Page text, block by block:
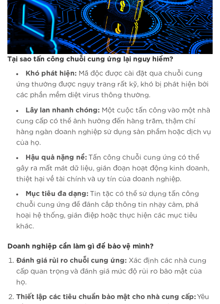
Tại sao tấn công chuỗi cung ứng lại nguy hiểm?
Khó phát hiện: Mã độc được cài đặt qua chuỗi cung
ứng thường được ngụy trang rất kỹ, khó bị phát hiện bởi
các phần mềm diệt virus thông thường.
Lây lan nhanh chóng: Một cuộc tấn công vào một nhà
cung cấp có thể ảnh hưởng đến hàng trăm, thậm chí
hàng ngàn doanh nghiệp sử dụng sản phẩm hoặc dịch vụ
của họ.
Hậu quả nặng nề: Tấn công chuỗi cung ứng có thể
gây ra mất mát dữ liệu, gián đoạn hoạt động kinh doanh,
thiệt hại về tài chính và uy tín của doanh nghiệp.
Mục tiêu đa dạng: Tin tặc có thể sử dụng tấn công
chuỗi cung ứng để đánh cắp thông tin nhạy cảm, phá
hoại hệ thống, gián điệp hoặc thực hiện các mục tiêu
khác.
Doanh nghiệp cần làm gì để bảo vệ mình?
Đánh giá rủi ro chuỗi cung ứng: Xác định các nhà cung
cấp quan trọng và đánh giá mức độ rủi ro bảo mật của
họ.
Thiết lập các tiêu chuẩn bảo mật cho nhà cung cấp: Yêu